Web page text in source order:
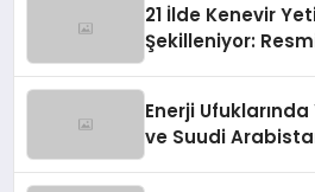
21 İlde Kenevir
Şekilleniyor:
Enerji
ve Suudi